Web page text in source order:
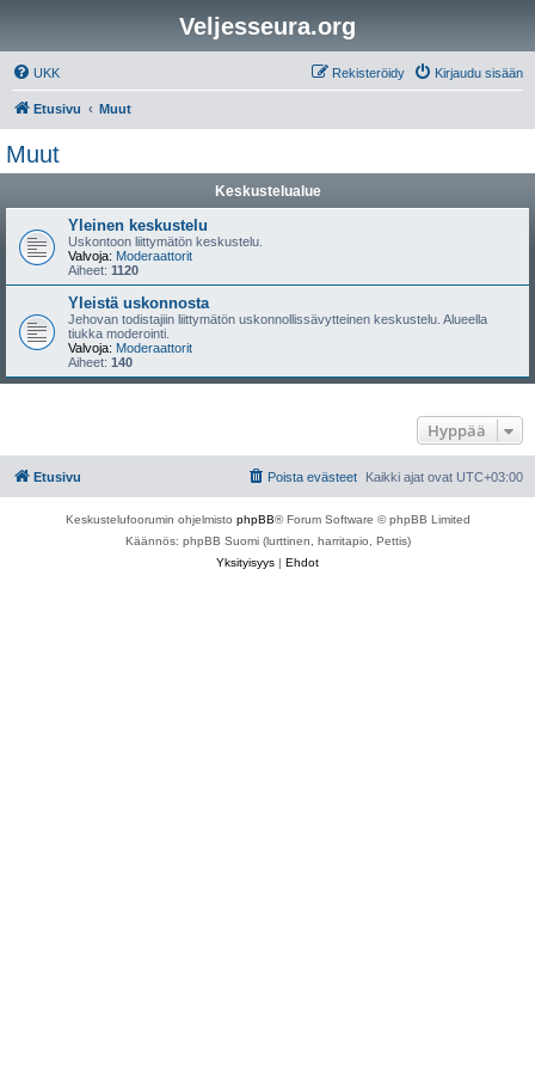
Veljesseura.org
UKK Kirjaudu sisään
Rekisteröidy
Etusivu Muut
Muut
Keskustelualue
Yleinen keskustelu
Uskontoon liittymätön keskustelu.
Valvoja: Moderaattorit
Aiheet: 1120
Yleistä uskonnosta
Jehovan todistajiin liittymätön uskonnollissävytteinen keskustelu. Alueella
tiukka moderointi.
Valvoja: Moderaattorit
Aiheet: 140
Hyppää
Etusivu Kaikki ajat ovat UTC+03:00
Poista evästeet
Keskustelufoorumin ohjelmisto phpBB® Forum Software © phpBB Limited
Käännös: phpBB Suomi (lurttinen, harritapio, Pettis)
Yksityisyys | Ehdot